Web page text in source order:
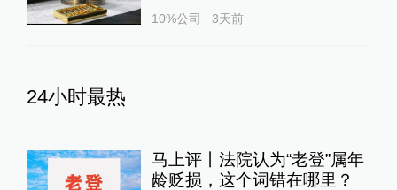
10%公司 3天前
24小时最热
马上评丨法院认为“老登”属年
龄贬损，这个词错在哪里？